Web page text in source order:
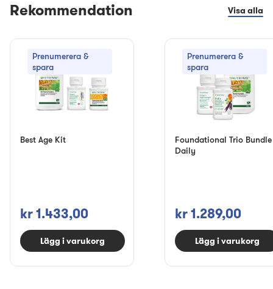
Rekommendation Visa alla
Prenumerera &
spara
Best Age Kit
kr 1.433,00
Lägg i varukorg
Prenumerera &
spara
Foundational Trio Bundle
Daily
kr 1.289,00
Lägg i varukorg